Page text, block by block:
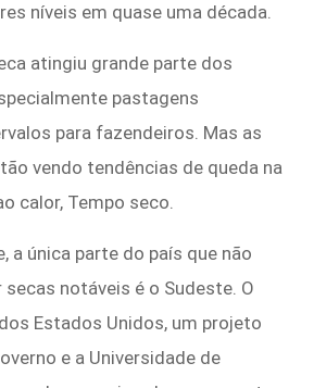
níveis em quase uma década.
atingiu grande parte dos
pastagens
para fazendeiros. Mas as
vendo tendências de queda na
calor, Tempo seco.
a única parte do país que não
notáveis ​​é o Sudeste. O
Estados Unidos, um projeto
e a Universidade de